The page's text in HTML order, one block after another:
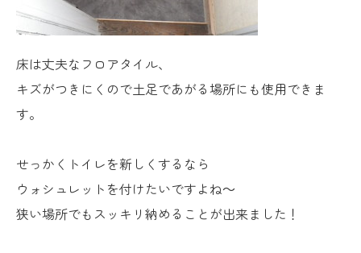
床は丈夫なフロアタイル、
キズがつきにくので土足であがる場所にも使用できま
す。
せっかくトイレを新しくするなら
ウォシュレットを付けたいですよね～
狭い場所でもスッキリ納めることが出来ました！